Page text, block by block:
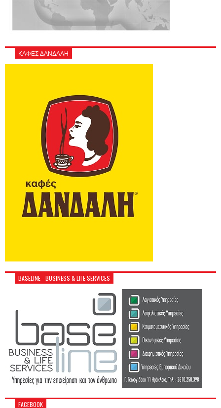
ΚΑΦΕΣ ΔΑΝΔΑΛΗ
BASELINE - BUSINESS & LIFE SERVICES
FACEBOOK